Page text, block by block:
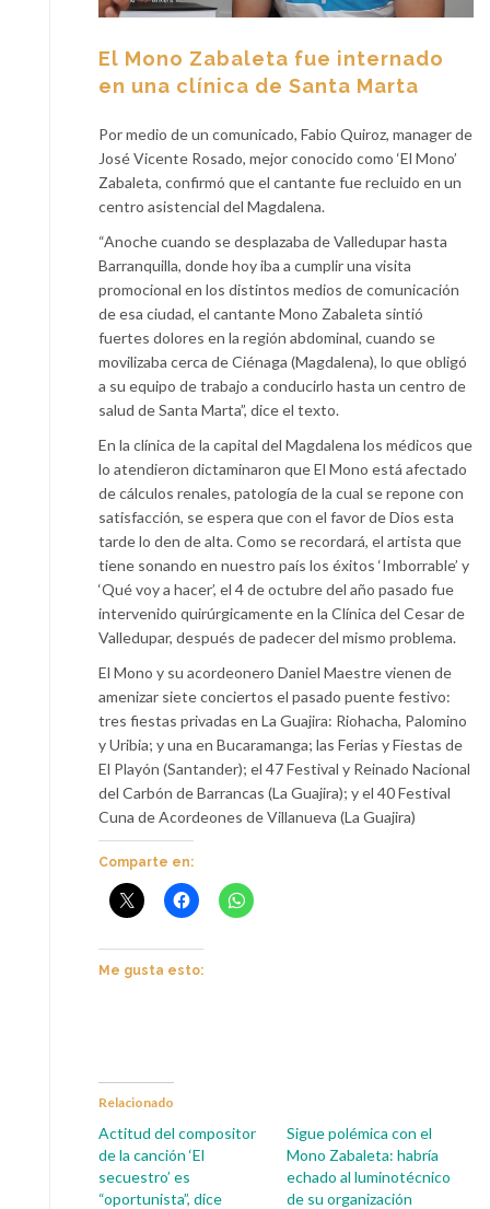
El Mono Zabaleta fue internado
en una clínica de Santa Marta
Por medio de un comunicado, Fabio Quiroz, manager de
José Vicente Rosado, mejor conocido como ‘El Mono’
Zabaleta, confirmó que el cantante fue recluido en un
centro asistencial del Magdalena.
“Anoche cuando se desplazaba de Valledupar hasta
Barranquilla, donde hoy iba a cumplir una visita
promocional en los distintos medios de comunicación
de esa ciudad, el cantante Mono Zabaleta sintió
fuertes dolores en la región abdominal, cuando se
movilizaba cerca de Ciénaga (Magdalena), lo que obligó
a su equipo de trabajo a conducirlo hasta un centro de
salud de Santa Marta”, dice el texto.
En la clínica de la capital del Magdalena los médicos que
lo atendieron dictaminaron que El Mono está afectado
de cálculos renales, patología de la cual se repone con
satisfacción, se espera que con el favor de Dios esta
tarde lo den de alta. Como se recordará, el artista que
tiene sonando en nuestro país los éxitos ‘Imborrable’ y
‘Qué voy a hacer’, el 4 de octubre del año pasado fue
intervenido quirúrgicamente en la Clínica del Cesar de
Valledupar, después de padecer del mismo problema.
El Mono y su acordeonero Daniel Maestre vienen de
amenizar siete conciertos el pasado puente festivo:
tres fiestas privadas en La Guajira: Riohacha, Palomino
y Uribia; y una en Bucaramanga; las Ferias y Fiestas de
El Playón (Santander); el 47 Festival y Reinado Nacional
del Carbón de Barrancas (La Guajira); y el 40 Festival
Cuna de Acordeones de Villanueva (La Guajira)
Comparte en:
Me gusta esto:
Relacionado
Actitud del compositor
de la canción ‘El
secuestro’ es
“oportunista”, dice
Sigue polémica con el
Mono Zabaleta: habría
echado al luminotécnico
de su organización